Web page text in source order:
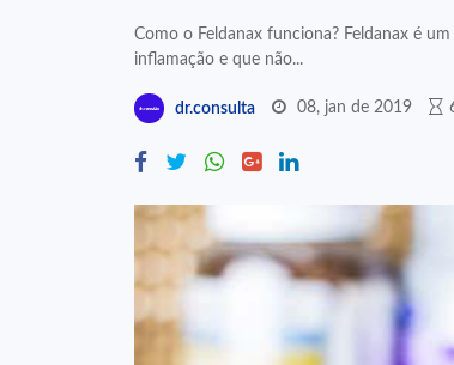
Como o Feldanax funciona? Feldanax é
inflamação e que não...
dr.consulta 08, jan de 2019